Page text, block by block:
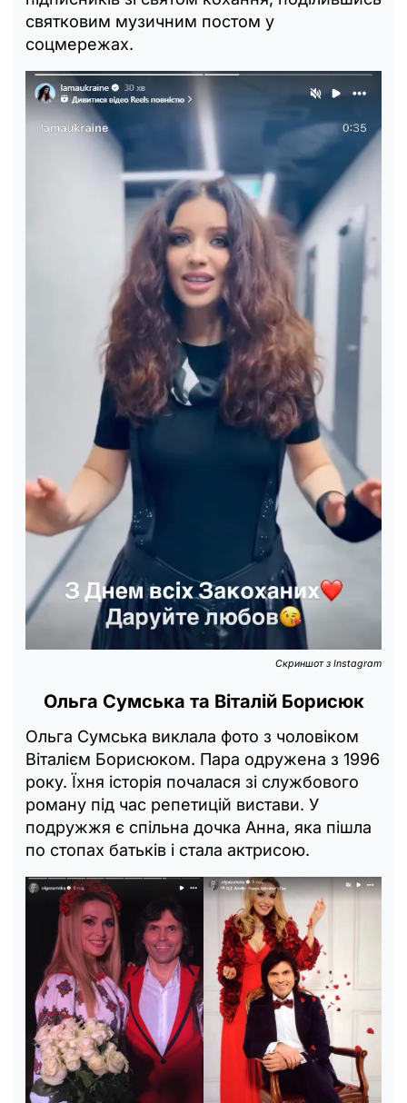
святковим музичним постом у
соцмережах.
Скриншот з Instagram
Ольга Сумська та Віталій Борисюк
Ольга Сумська виклала фото з чоловіком
Віталієм Борисюком. Пара одружена з 1996
року. Їхня історія почалася зі службового
роману під час репетицій вистави. У
подружжя є спільна дочка Анна, яка пішла
по стопах батьків і стала актрисою.